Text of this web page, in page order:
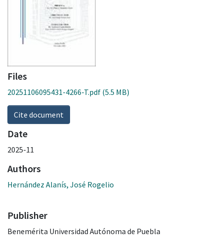
Files
20251106095431-4266-T.pdf (5.5 MB)
Cite document
Date
2025-11
Authors
Hernández Alanís, José Rogelio
Publisher
Benemérita Universidad Autónoma de Puebla